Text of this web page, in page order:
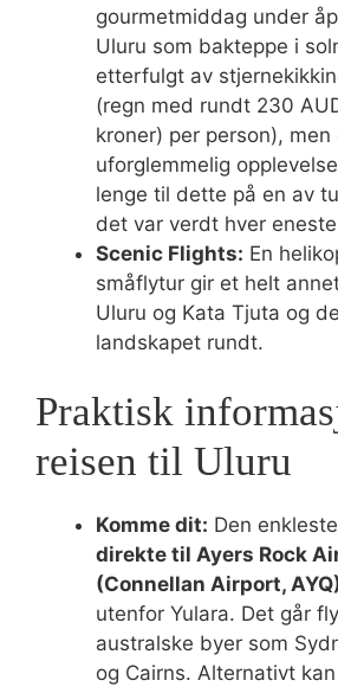
gourmetmiddag under
Uluru som bakteppe i
etterfulgt av
(regn med rundt 230
kroner) per person), men
uforglemmelig
lenge til dette på en av
det var verdt hver
Scenic Flights: En
småflytur gir et helt
Uluru og Kata Tjuta og
landskapet rundt.
Praktisk
reisen til Uluru
Komme dit: Den
direkte til Ayers Rock
(Connellan Airport,
utenfor Yulara. Det går
australske byer som
og Cairns. Alternativt